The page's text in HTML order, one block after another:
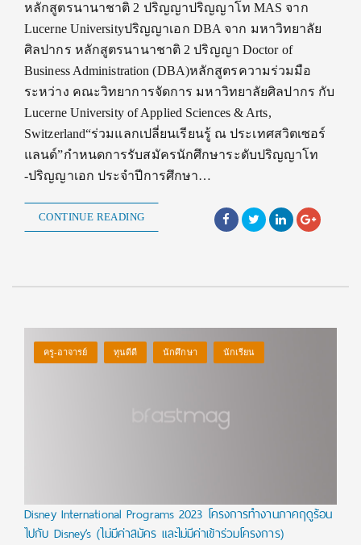
หลักสูตรนานาชาติ 2 ปริญญาปริญญาโท MAS จาก
Lucerne Universityปริญญาเอก DBA จาก มหาวิทยาลัย
ศิลปากร หลักสูตรนานาชาติ 2 ปริญญา Doctor of
Business Administration (DBA)หลักสูตรความร่วมมือ
ระหว่าง คณะวิทยาการจัดการ มหาวิทยาลัยศิลปากร กับ
Lucerne University of Applied Sciences & Arts,
Switzerland“ร่วมแลกเปลี่ยนเรียนรู้ ณ ประเทศสวิตเซอร์
แลนด์”กำหนดการรับสมัครนักศึกษาระดับปริญญาโท
-ปริญญาเอก ประจำปีการศึกษา…
CONTINUE READING
ครู-อาจารย์ ทุนดีดี นักศึกษา นักเรียน
Disney International Programs 2023 โครงการทำงานภาคฤดูร้อน
ไปกับ Disney’s (ไม่มีค่าสมัคร และไม่มีค่าเข้าร่วมโครงการ)